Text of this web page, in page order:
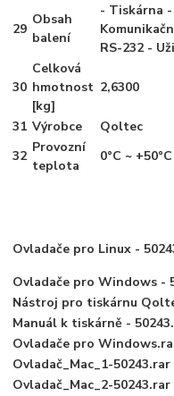
29
Obsah
balení
- Tiskárna
RS-232 -
30
Celková
hmotnost
[kg]
2,6300
31 Výrobce
Qoltec
32
Provozní
teplota
0°C ~ +50°C
Ovladače pro Linux -
Ovladače pro Windows -
Nástroj pro tiskárnu
Manuál k tiskárně -
Ovladače pro
Ovladač_Mac_1-50243.rar
Ovladač_Mac_2-50243.rar